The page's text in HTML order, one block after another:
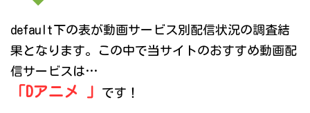
default下の表が動画サービス別配信状況の調査結
果となります。この中で当サイトのおすすめ動画配
信サービスは…
「Dアニメ 」 です！